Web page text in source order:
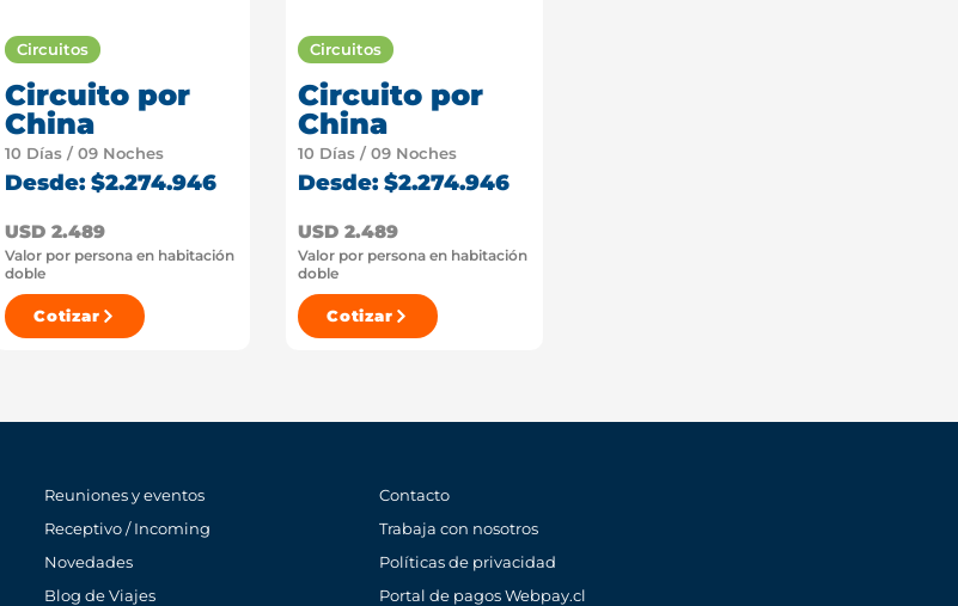
Circuitos
Circuito por
China
10 Días / 09 Noches
Desde: $2.274.946
USD 2.489
Valor por persona en habitación
doble
Cotizar
Circuitos
Circuito por
China
10 Días / 09 Noches
Desde: $2.274.946
USD 2.489
Valor por persona en habitación
doble
Cotizar
Reuniones y eventos
Receptivo / Incoming
Novedades
Blog de Viajes
Contacto
Trabaja con nosotros
Políticas de privacidad
Portal de pagos Webpay.cl